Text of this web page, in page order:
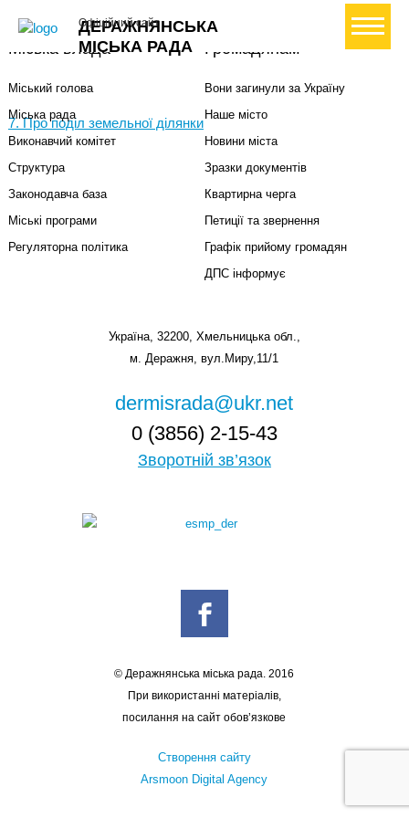
ДЕРАЖНЯНСЬКА
МІСЬКА РАДА
Офіційний сайт+ Створити петицію
7. Про поділ земельної ділянки
Міська влада
Міський голова
Міська рада
Виконавчий комітет
Структура
Законодавча база
Міські програми
Регуляторна політика
Громадянам
Вони загинули за Україну
Наше місто
Новини міста
Зразки документів
Квартирна черга
Петиції та звернення
Графік прийому громадян
ДПС інформує
Україна, 32200, Хмельницька обл.,
м. Деражня, вул.Миру,11/1
dermisrada@ukr.net
0 (3856) 2-15-43
Зворотній зв’язок
© Деражнянська міська рада. 2016
При використанні матеріалів,
посилання на сайт обов’язкове
Створення сайту
Arsmoon Digital Agency